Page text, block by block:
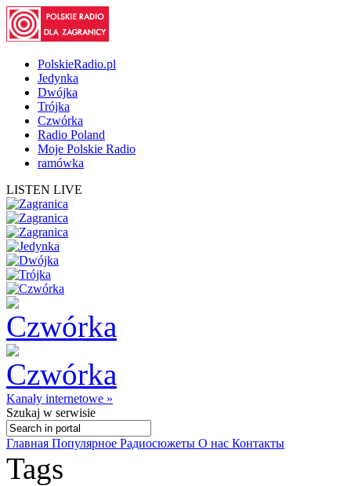
PolskieRadio.pl
Jedynka
Dwójka
Trójka
Czwórka
Radio Poland
Moje Polskie Radio
ramówka
LISTEN LIVE
Kanały internetowe »
Szukaj w serwisie
Главная Популярное Радиосюжеты О нас Контакты
Tags